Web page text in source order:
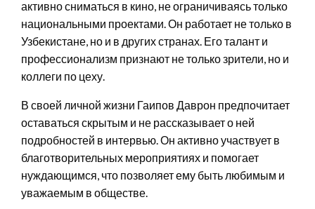
активно сниматься в кино, не ограничиваясь только
национальными проектами. Он работает не только в
Узбекистане, но и в других странах. Его талант и
профессионализм признают не только зрители, но и
коллеги по цеху.
В своей личной жизни Гаипов Даврон предпочитает
оставаться скрытым и не рассказывает о ней
подробностей в интервью. Он активно участвует в
благотворительных мероприятиях и помогает
нуждающимся, что позволяет ему быть любимым и
уважаемым в обществе.